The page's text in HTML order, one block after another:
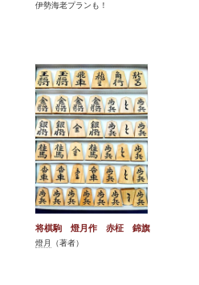
伊勢海老プランも！
将棋駒 燈月作 赤柾 錦旗
燈月 （著者）